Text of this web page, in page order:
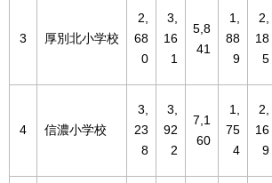
3 厚別北小学校
2,
68
0
3,
16
1
5,8
41
1,
88
9
2,
18
5
4 信濃小学校
3,
23
8
3,
92
2
7,1
60
1,
75
4
2,
16
9